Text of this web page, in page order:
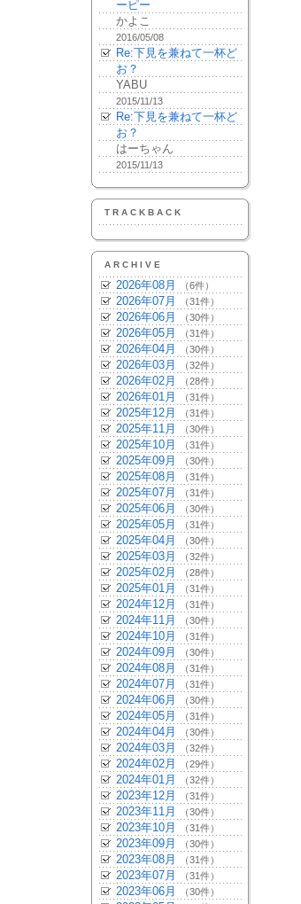
ーピー
かよこ
2016/05/08
Re:下見を兼ねて一杯ど
お？
YABU
2015/11/13
Re:下見を兼ねて一杯ど
お？
はーちゃん
2015/11/13
TRACKBACK
ARCHIVE
2026年08月 （6件）
2026年07月 （31件）
2026年06月 （30件）
2026年05月 （31件）
2026年04月 （30件）
2026年03月 （32件）
2026年02月 （28件）
2026年01月 （31件）
2025年12月 （31件）
2025年11月 （30件）
2025年10月 （31件）
2025年09月 （30件）
2025年08月 （31件）
2025年07月 （31件）
2025年06月 （30件）
2025年05月 （31件）
2025年04月 （30件）
2025年03月 （32件）
2025年02月 （28件）
2025年01月 （31件）
2024年12月 （31件）
2024年11月 （30件）
2024年10月 （31件）
2024年09月 （30件）
2024年08月 （31件）
2024年07月 （31件）
2024年06月 （30件）
2024年05月 （31件）
2024年04月 （30件）
2024年03月 （32件）
2024年02月 （29件）
2024年01月 （32件）
2023年12月 （31件）
2023年11月 （30件）
2023年10月 （31件）
2023年09月 （30件）
2023年08月 （31件）
2023年07月 （31件）
2023年06月 （30件）